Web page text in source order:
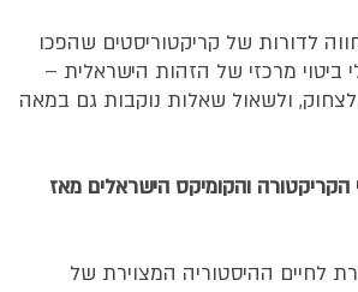
לדורות של קריקטוריסטים שהפכו
ביטוי מרכזי של הזהות הישראלית –
לצחוק, ולשאול שאלות נוקבות גם במאה
הקריקטורה והקומיקס הישראלים מאז
לחיים ההיסטוריה המצוירת של